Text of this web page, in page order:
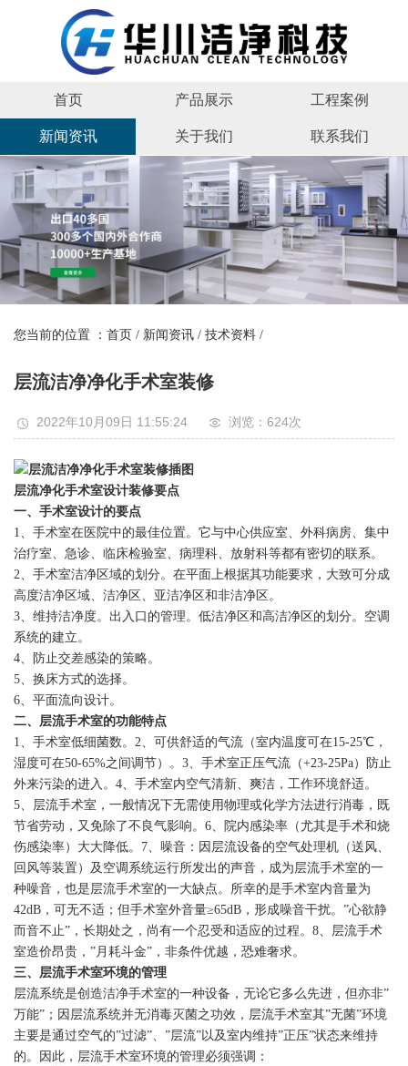
首页 产品展示 工程案例
新闻资讯 关于我们 联系我们
您当前的位置 ： 首页 / 新闻资讯 / 技术资料 /
层流洁净净化手术室装修
2022年10月09日 11:55:24 浏览：624次
层流净化手术室设计装修要点
一、手术室设计的要点
1、手术室在医院中的最佳位置。它与中心供应室、外科病房、集中
治疗室、急诊、临床检验室、病理科、放射科等都有密切的联系。
2、手术室洁净区域的划分。在平面上根据其功能要求，大致可分成
高度洁净区域、洁净区、亚洁净区和非洁净区。
3、维持洁净度。出入口的管理。低洁净区和高洁净区的划分。空调
系统的建立。
4、防止交差感染的策略。
5、换床方式的选择。
6、平面流向设计。
二、层流手术室的功能特点
1、手术室低细菌数。2、可供舒适的气流（室内温度可在15-25℃，
湿度可在50-65%之间调节）。3、手术室正压气流（+23-25Pa）防止
外来污染的进入。4、手术室内空气清新、爽洁，工作环境舒适。
5、层流手术室，一般情况下无需使用物理或化学方法进行消毒，既
节省劳动，又免除了不良气影响。6、院内感染率（尤其是手术和烧
伤感染率）大大降低。7、噪音：因层流设备的空气处理机（送风、
回风等装置）及空调系统运行所发出的声音，成为层流手术室的一
种噪音，也是层流手术室的一大缺点。所幸的是手术室内音量为
42dB，可无不适；但手术室外音量≥65dB，形成噪音干扰。”心欲静
而音不止”，长期处之，尚有一个忍受和适应的过程。8、层流手术
室造价昂贵，”月耗斗金”，非条件优越，恐难奢求。
三、层流手术室环境的管理
层流系统是创造洁净手术室的一种设备，无论它多么先进，但亦非”
万能”；因层流系统并无消毒灭菌之功效，层流手术室其”无菌”环境
主要是通过空气的”过滤”、”层流”以及室内维持”正压”状态来维持
的。因此，层流手术室环境的管理必须强调：